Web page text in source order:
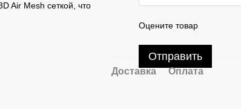
Air Mesh сеткой, что
Оцените товар
Отправить
Доставка Оплата